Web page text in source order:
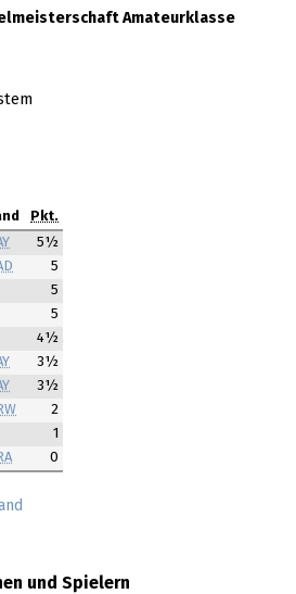
Amateurklasse
Pkt.
5½
5
5
5
4½
3½
3½
2
1
0
und Spielern